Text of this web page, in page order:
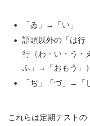
「ゐ」→「い」
語頭以外の「は行
行（わ・い・う・
ふ」→「おもう」）
「ぢ」「づ」→「
これらは定期テスト